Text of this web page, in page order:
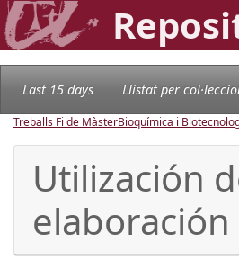
Last 15 days Llistat per
Treballs Fi de MàsterBioquímica i
Utilización
elaboración